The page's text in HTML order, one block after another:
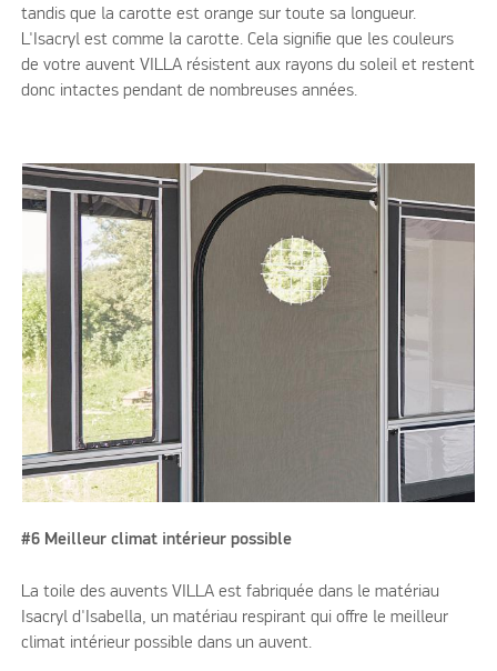
tandis que la carotte est orange sur toute sa longueur.
L'Isacryl est comme la carotte. Cela signifie que les couleurs
de votre auvent VILLA résistent aux rayons du soleil et restent
donc intactes pendant de nombreuses années.
#6 Meilleur climat intérieur possible
La toile des auvents VILLA est fabriquée dans le matériau
Isacryl d'Isabella, un matériau respirant qui offre le meilleur
climat intérieur possible dans un auvent.